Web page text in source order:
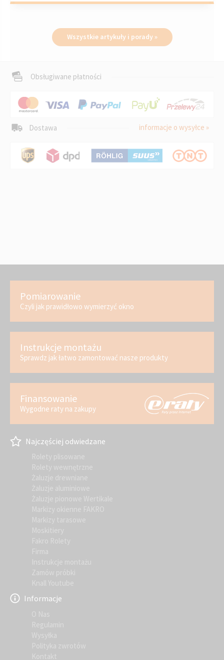
Wszystkie artykuły i porady »
Obsługiwane płatności
Dostawa informacje o wysyłce »
Pomiarowanie
Czyli jak prawidłowo wymierzyć okno
Instrukcje montażu
Sprawdz jak łatwo zamontować nasze produkty
Finansowanie
Wygodne raty na zakupy
Najczęściej odwiedzane
Rolety plisowane
Rolety wewnętrzne
Żaluzje drewniane
Żaluzje aluminiowe
Żaluzje pionowe Wertikale
Markizy okienne FAKRO
Markizy tarasowe
Moskitiery
Fakro Rolety
Firma
Instrukcje montażu
Zamów próbki
Knall Youtube
Informacje
O Nas
Regulamin
Wysyłka
Polityka zwrotów
Kontakt